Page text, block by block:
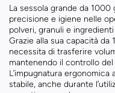
La sessola grande da
precisione e igiene nelle
polveri, granuli e
Grazie alla sua capacità
necessita di trasferire
mantenendo il controllo
L’impugnatura
stabile, anche durante